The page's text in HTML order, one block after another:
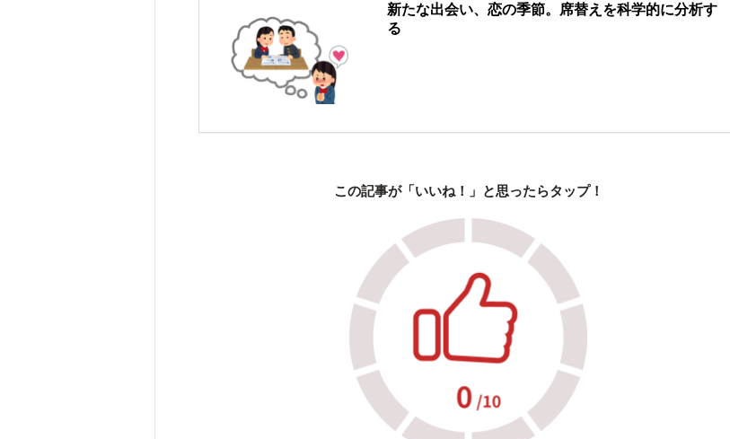
新たな出会い、恋の季節。席替えを科学的に分析す
る
この記事が「いいね！」と思ったらタップ！